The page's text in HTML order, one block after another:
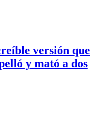
versión que
y mató a dos